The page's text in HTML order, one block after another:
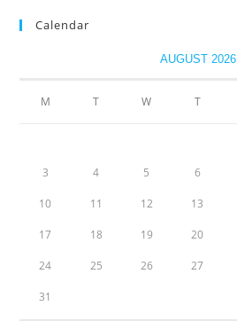
Calendar
AUGUST 2026
M T W T
3 4 5 6
10 11 12 13
17 18 19 20
24 25 26 27
31